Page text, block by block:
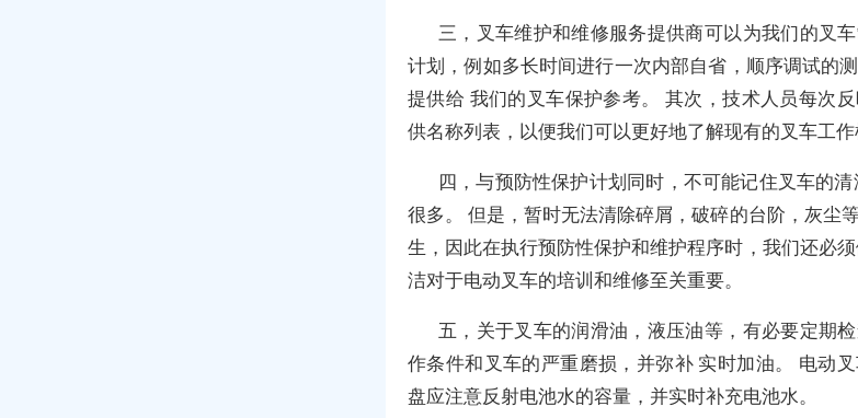
三，叉车维护和维修服务提供商可以为我们的叉
计划，例如多长时间进行一次内部自省，顺序调试的
提供给 我们的叉车保护参考。 其次，技术人员每次
供名称列表，以便我们可以更好地了解现有的叉车工作
四，与预防性保护计划同时，不可能记住叉车的
很多。 但是，暂时无法清除碎屑，破碎的台阶，灰尘
生，因此在执行预防性保护和维护程序时，我们还必
洁对于电动叉车的培训和维修至关重要。
五，关于叉车的润滑油，液压油等，有必要定期
作条件和叉车的严重磨损，并弥补 实时加油。 电动
盘应注意反射电池水的容量，并实时补充电池水。